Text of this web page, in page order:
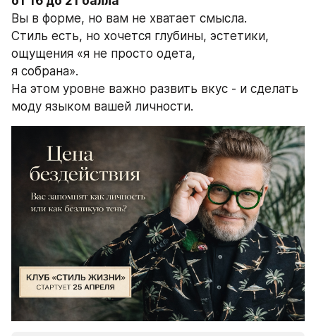
Вы в форме, но вам не хватает смысла.
Стиль есть, но хочется глубины, эстетики,
ощущения «я не просто одета,
я собрана».
На этом уровне важно развить вкус - и сделать
моду языком вашей личности.